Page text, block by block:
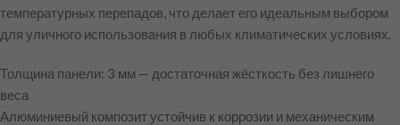
температурных перепадов, что делает его идеальным выбором
для уличного использования в любых климатических условиях.
Толщина панели: 3 мм — достаточная жёсткость без лишнего
веса
Алюминиевый композит устойчив к коррозии и механическим